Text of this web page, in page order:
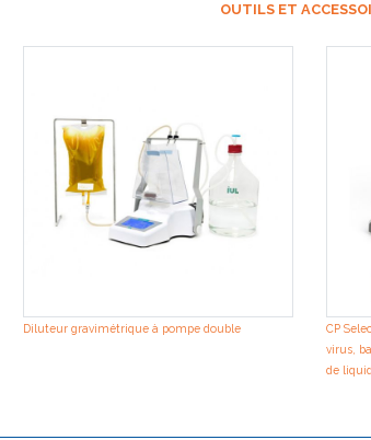
OUTILS ET
Diluteur gravimétrique à pompe double
CP
virus,
de